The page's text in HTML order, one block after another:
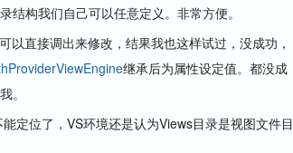
构我们自己可以任意定义。非常方便。
直接调出来修改，结果我也这样试过，没成功，
继承后为属性设定值。都没成
。
定位了，VS环境还是认为Views目录是视图文件目